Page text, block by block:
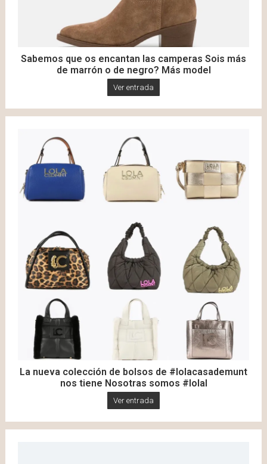
Sabemos que os encantan las camperas Sois más
de marrón o de negro? Más model
Ver entrada
La nueva colección de bolsos de #lolacasademunt
nos tiene Nosotras somos #lolal
Ver entrada